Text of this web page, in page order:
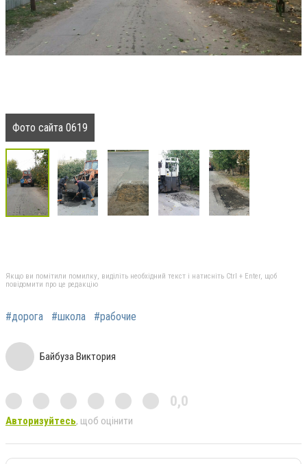
Фото сайта 0619
Якщо ви помітили помилку, виділіть необхідний текст і натисніть Ctrl + Enter, щоб
повідомити про це редакцію
#дорога #школа #рабочие
Байбуза Виктория
0,0
Авторизуйтесь, щоб оцінити